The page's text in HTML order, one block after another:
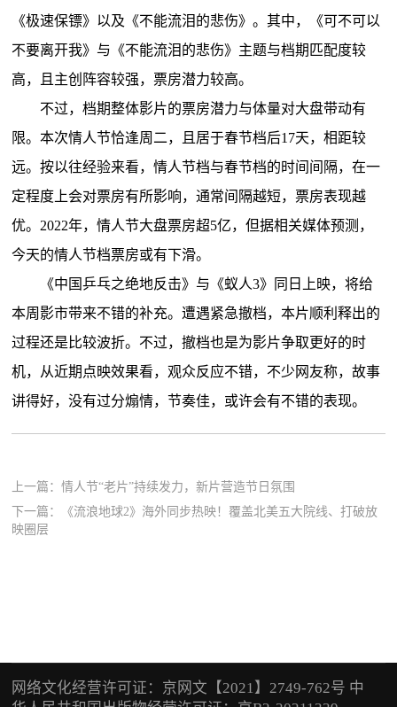
《极速保镖》以及《不能流泪的悲伤》。其中，《可不可以
不要离开我》与《不能流泪的悲伤》主题与档期匹配度较
高，且主创阵容较强，票房潜力较高。
不过，档期整体影片的票房潜力与体量对大盘带动有
限。本次情人节恰逢周二，且居于春节档后17天，相距较
远。按以往经验来看，情人节档与春节档的时间间隔，在一
定程度上会对票房有所影响，通常间隔越短，票房表现越
优。2022年，情人节大盘票房超5亿，但据相关媒体预测，
今天的情人节档票房或有下滑。
《中国乒乓之绝地反击》与《蚁人3》同日上映，将给
本周影市带来不错的补充。遭遇紧急撤档，本片顺利释出的
过程还是比较波折。不过，撤档也是为影片争取更好的时
机，从近期点映效果看，观众反应不错，不少网友称，故事
讲得好，没有过分煽情，节奏佳，或许会有不错的表现。
上一篇：情人节“老片”持续发力，新片营造节日氛围
下一篇：
《流浪地球2》海外同步热映！覆盖北美五大院线、打破放
映圈层
网络文化经营许可证：京网文【2021】2749-762号 中